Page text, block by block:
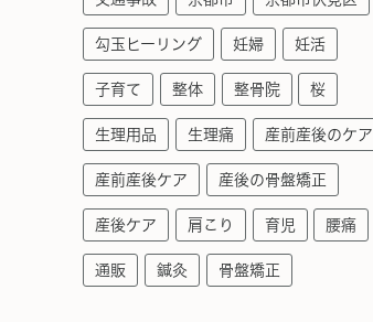
勾玉ヒーリング 妊婦 妊活
子育て 整体 整骨院 桜
生理用品 生理痛 産前産後のケア
産前産後ケア 産後の骨盤矯正
産後ケア 肩こり 育児 腰痛
通販 鍼灸 骨盤矯正